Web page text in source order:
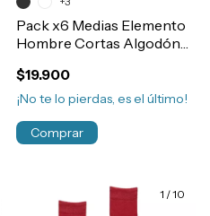
Pack x6 Medias Elemento
Hombre Cortas Algodón
$19.900
¡No te lo pierdas, es el último!
Comprar
1 /10